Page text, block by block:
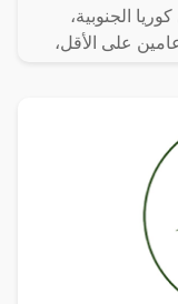
في كوريا الجنوبية،
على الأقل،